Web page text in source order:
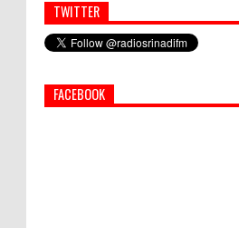
Simbol Persahabatan, RI Bangun
Afghanistan
PEMKAB
TWITTER
FACEBOOK